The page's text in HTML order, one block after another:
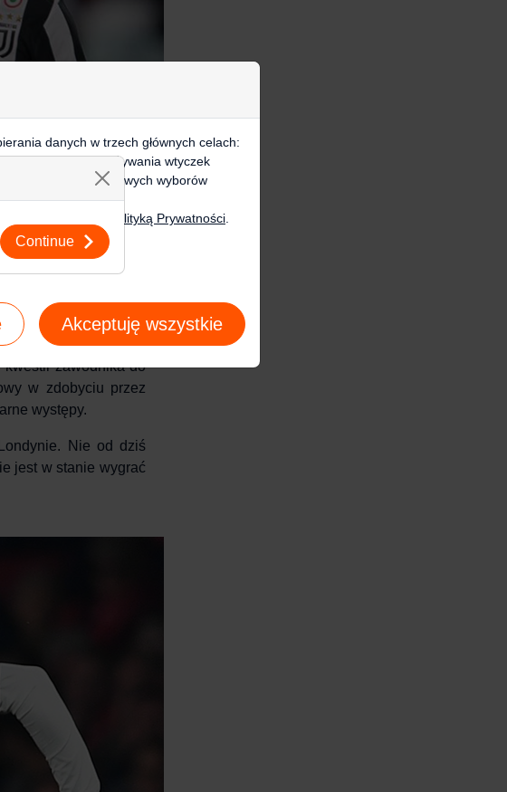
innymi dzięki
kwestii zawodnika do
w zdobyciu przez
występy.
Nie od dziś
jest w stanie wygrać
danych w trzech głównych celach:
w internecie, używania wtyczek
dokonać szczegółowych wyborów
odwiedź naszą
Polityką Prywatności
Akceptuję wszystkie
Continue